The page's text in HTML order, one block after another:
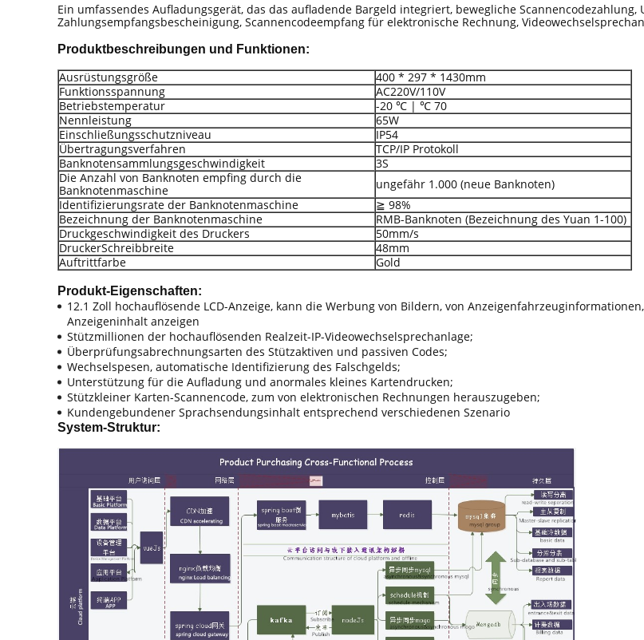
Ein umfassendes Aufladungsgerät, das das aufladende Bargeld integriert, bewegliche
Zahlungsempfangsbescheinigung, Scannencodeempfang für elektronische Rechnung,
Produktbeschreibungen und Funktionen:
Ausrüstungsgröße
400 * 297 * 1430mm
Funktionsspannung
AC220V/110V
Betriebstemperatur
-20 ℃ | ℃ 70
Nennleistung
65W
Einschließungsschutzniveau
IP54
Übertragungsverfahren
TCP/IP Protokoll
Banknotensammlungsgeschwindigkeit
3S
Die Anzahl von Banknoten empfing durch die
Banknotenmaschine
ungefähr 1.000 (neue Banknoten)
Identifizierungsrate der Banknotenmaschine
≧ 98%
Bezeichnung der Banknotenmaschine
RMB-Banknoten (Bezeichnung des Yuan 1-100)
Druckgeschwindigkeit des Druckers
50mm/s
DruckerSchreibbreite
48mm
Auftrittfarbe
Gold
Produkt-Eigenschaften:
12.1 Zoll hochauflösende LCD-Anzeige, kann die Werbung von Bildern, von
Anzeigeninhalt anzeigen
Stützmillionen der hochauflösenden Realzeit-IP-Videowechselsprechanlage;
Überprüfungsabrechnungsarten des Stützaktiven und passiven Codes;
Wechselspesen, automatische Identifizierung des Falschgelds;
Unterstützung für die Aufladung und anormales kleines Kartendrucken;
Stützkleiner Karten-Scannencode, zum von elektronischen Rechnungen herauszugeben;
Kundengebundener Sprachsendungsinhalt entsprechend verschiedenen Szenario
System-Struktur: